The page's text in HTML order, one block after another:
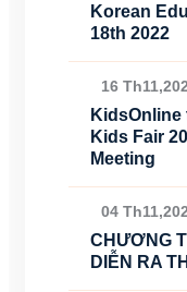
Korean
18th 2022
16
Kids Fair
Meeting
04
CHƯƠNG
DIỄN RA